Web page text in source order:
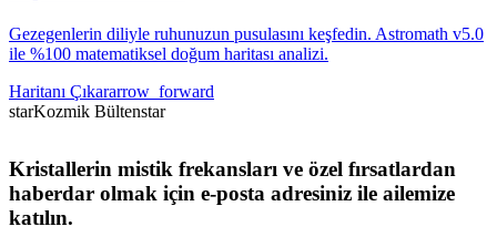
Gezegenlerin diliyle ruhunuzun pusulasını keşfedin. Astromath v5.0
ile %100 matematiksel doğum haritası analizi.
Haritanı Çıkararrow_forward
starKozmik Bültenstar
Kristallerin mistik frekansları ve özel fırsatlardan
haberdar olmak için e-posta adresiniz ile ailemize
katılın.